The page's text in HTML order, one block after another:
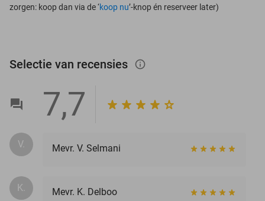
zorgen: koop dan via de ‘koop nu’-knop én reserveer later)
Selectie van recensies info_outlined
7,7
V. Mevr. V. Selmani
K.
Mevr. K. Delboo